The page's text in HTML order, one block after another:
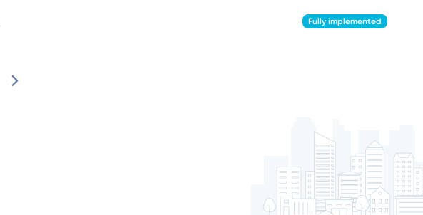
Fully implemented